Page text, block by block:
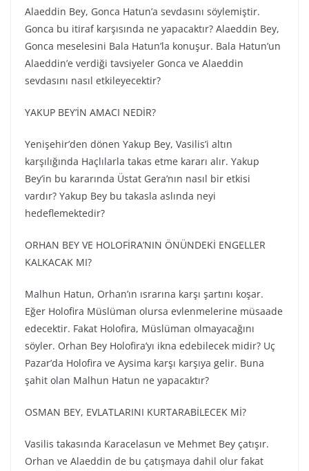
Alaeddin Bey, Gonca Hatun’a sevdasını söylemiştir.
Gonca bu itiraf karşısında ne yapacaktır? Alaeddin Bey,
Gonca meselesini Bala Hatun’la konuşur. Bala Hatun’un
Alaeddin’e verdiği tavsiyeler Gonca ve Alaeddin
sevdasını nasıl etkileyecektir?
YAKUP BEY’İN AMACI NEDİR?
Yenişehir’den dönen Yakup Bey, Vasilis’i altın
karşılığında Haçlılarla takas etme kararı alır. Yakup
Bey’in bu kararında Üstat Gera’nın nasıl bir etkisi
vardır? Yakup Bey bu takasla aslında neyi
hedeflemektedir?
ORHAN BEY VE HOLOFİRA’NIN ÖNÜNDEKİ ENGELLER
KALKACAK MI?
Malhun Hatun, Orhan’ın ısrarına karşı şartını koşar.
Eğer Holofira Müslüman olursa evlenmelerine müsaade
edecektir. Fakat Holofira, Müslüman olmayacağını
söyler. Orhan Bey Holofira’yı ikna edebilecek midir? Uç
Pazar’da Holofira ve Aysima karşı karşıya gelir. Buna
şahit olan Malhun Hatun ne yapacaktır?
OSMAN BEY, EVLATLARINI KURTARABİLECEK Mİ?
Vasilis takasında Karacelasun ve Mehmet Bey çatışır.
Orhan ve Alaeddin de bu çatışmaya dahil olur fakat